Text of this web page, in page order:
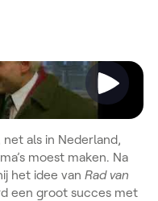
als in Nederland,
moest maken. Na
het idee van Rad van
een groot succes met